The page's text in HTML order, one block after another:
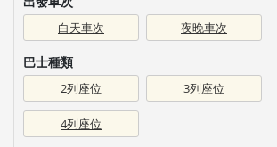
白天車次 夜晚車次
巴士種類
2列座位 3列座位
4列座位